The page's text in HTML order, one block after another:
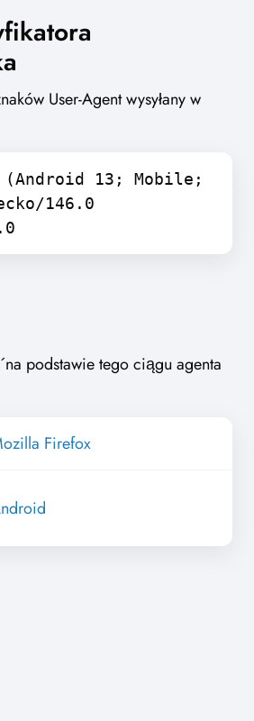
User-Agent wysyłany w
13; Mobile;
146.0
podstawie tego ciągu agenta
Firefox